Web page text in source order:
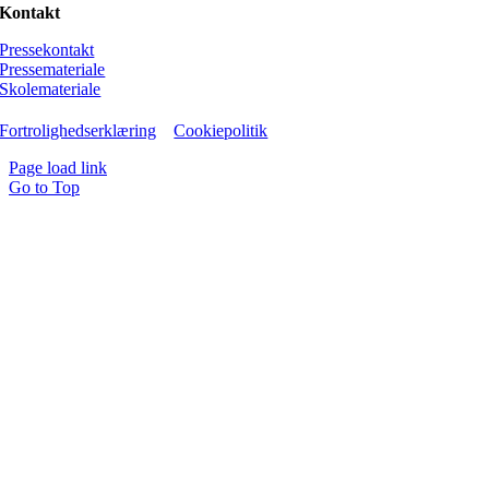
Kontakt
Pressekontakt
Pressemateriale
Skolemateriale
Fortrolighedserklæring
Cookiepolitik
Page load link
Go to Top